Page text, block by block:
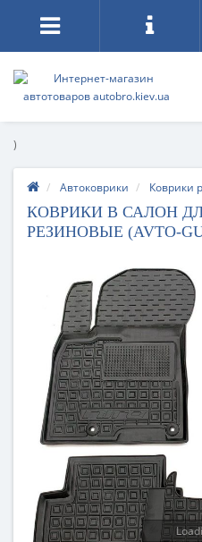
)
Автоковрики Коврики
КОВРИКИ В САЛОН
РЕЗИНОВЫЕ (AVTO-